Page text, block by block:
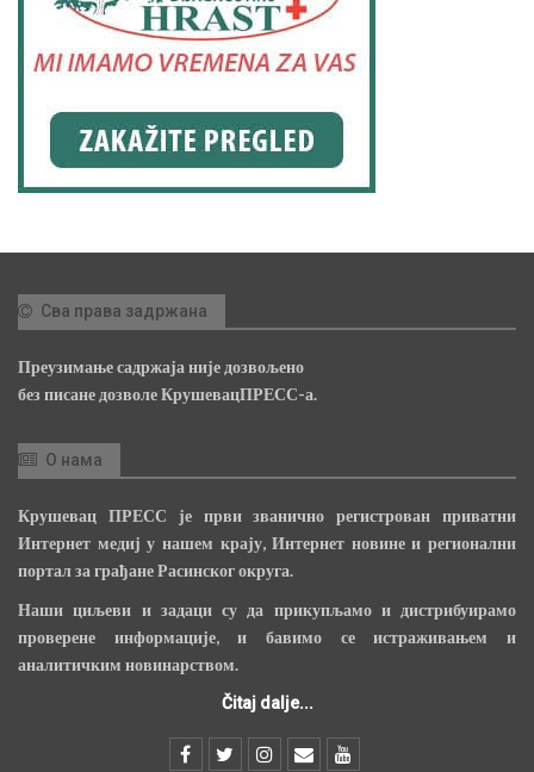
Сва права задржана
Преузимање садржаја није дозвољено
без писане дозволе КрушевацПРЕСС-а.
О нама
Крушевац ПРЕСС је први званично регистрован приватни
Интернет медиј у нашем крају, Интернет новине и регионални
портал за грађане Расинског округа.
Наши циљеви и задаци су да прикупљамо и дистрибуирамо
проверене информације, и бавимо се истраживањем и
аналитичким новинарством.
Čitaj dalje...